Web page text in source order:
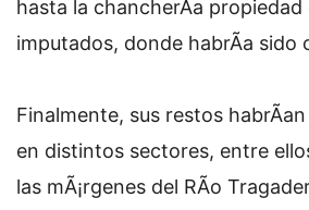
hasta la chancherÃ­a
imputados, donde habrÃ­a sido
Finalmente, sus restos
en distintos sectores, entre
las mÃ¡rgenes del RÃ­o